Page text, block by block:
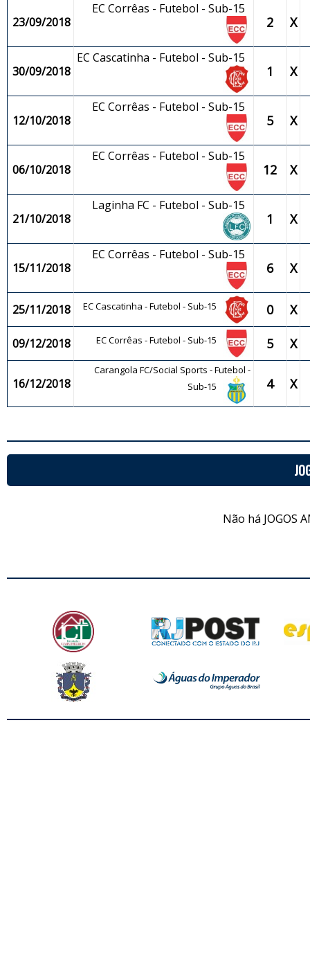
23/09/2018
EC Corrêas - Futebol - Sub-15
2 X
30/09/2018
EC Cascatinha - Futebol - Sub-15
1 X
12/10/2018
EC Corrêas - Futebol - Sub-15
5 X
06/10/2018
EC Corrêas - Futebol - Sub-15
12 X
21/10/2018
Laginha FC - Futebol - Sub-15
1 X
15/11/2018
EC Corrêas - Futebol - Sub-15
6 X
25/11/2018 EC Cascatinha - Futebol - Sub-15 0 X
09/12/2018 EC Corrêas - Futebol - Sub-15 5 X
16/12/2018
Carangola FC/Social Sports - Futebol -
Sub-15
4 X
Não há JOGOS